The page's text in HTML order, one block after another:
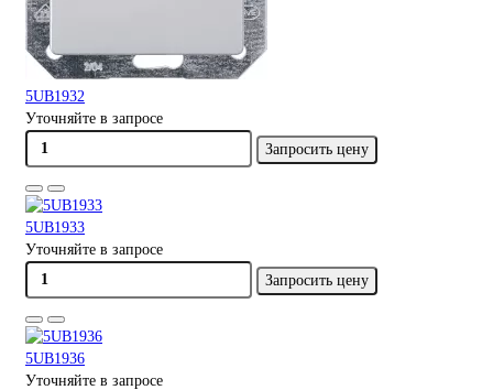
5UB1932
Уточняйте в запросе
Запросить цену
5UB1933
Уточняйте в запросе
Запросить цену
5UB1936
Уточняйте в запросе